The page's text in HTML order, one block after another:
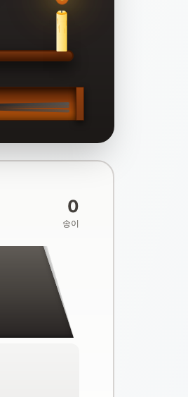
0
송이